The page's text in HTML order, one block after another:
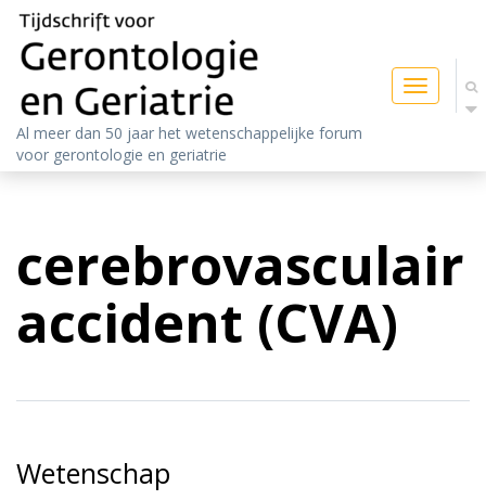
Toggle
navigation
Al meer dan 50 jaar het wetenschappelijke forum
voor gerontologie en geriatrie
cerebrovasculair
accident (CVA)
Wetenschap